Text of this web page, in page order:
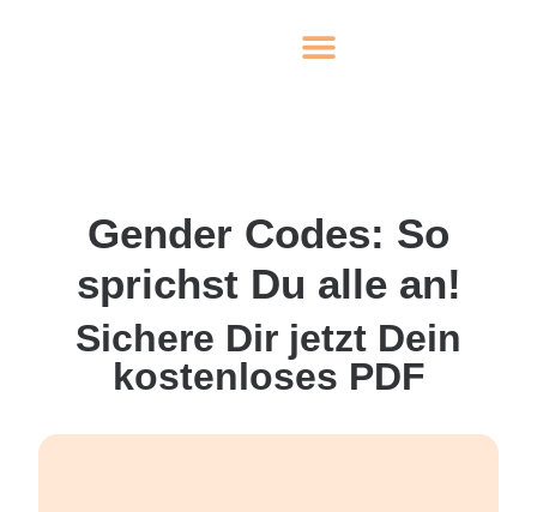
Gender Codes: So
sprichst Du alle an!
Sichere Dir jetzt Dein
kostenloses PDF